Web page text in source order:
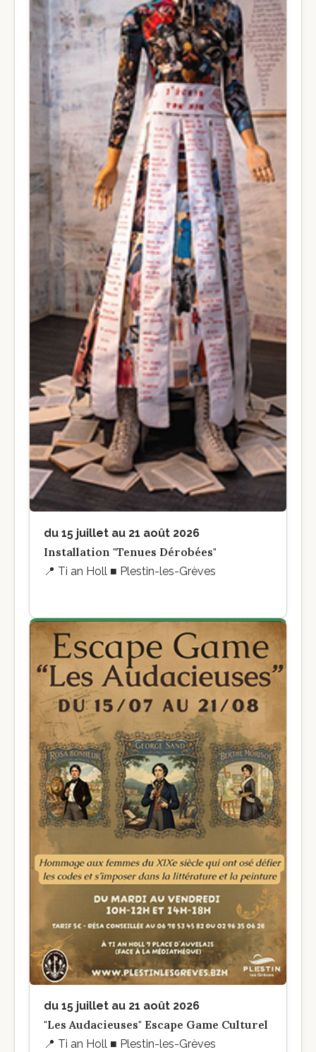
du 15 juillet au 21 août 2026
Installation "Tenues Dérobées"
📍 Ti an Holl ■ Plestin-les-Grèves
du 15 juillet au 21 août 2026
"Les Audacieuses" Escape Game Culturel
📍 Ti an Holl ■ Plestin-les-Grèves